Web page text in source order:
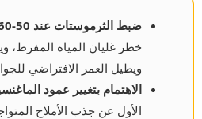
ضبط الثرموستات عند 50-60 درجة مئوية:
خطر غليان المياه المفرط،
ويطيل العمر الافتراضي
الاهتمام بتغيير عمود
الأول عن جذب الأملاح